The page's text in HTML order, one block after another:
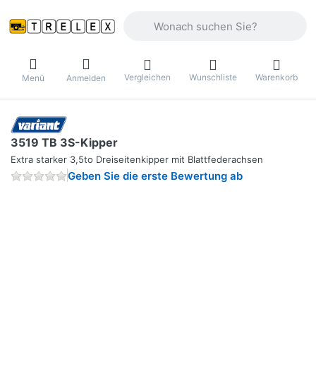
Menü Anmelden Vergleichen Wunschliste Warenkorb
3519 TB 3S-Kipper
Extra starker 3,5to Dreiseitenkipper mit Blattfederachsen
Geben Sie die erste Bewertung ab